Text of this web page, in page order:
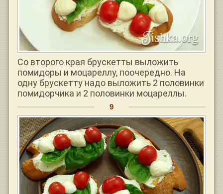
Со второго края брускетты выложить
помидоры и моцареллу, поочередно. На
одну брускетту надо выложить 2 половинки
помидорчика и 2 половинки моцареллы.